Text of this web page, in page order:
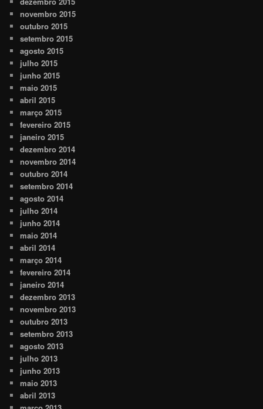
novembro 2015
outubro 2015
setembro 2015
agosto 2015
julho 2015
junho 2015
maio 2015
abril 2015
março 2015
fevereiro 2015
janeiro 2015
dezembro 2014
novembro 2014
outubro 2014
setembro 2014
agosto 2014
julho 2014
junho 2014
maio 2014
abril 2014
março 2014
fevereiro 2014
janeiro 2014
dezembro 2013
novembro 2013
outubro 2013
setembro 2013
agosto 2013
julho 2013
junho 2013
maio 2013
abril 2013